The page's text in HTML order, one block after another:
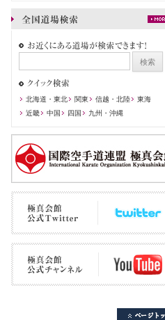
北海道・東北 関東 信越・北陸
東海
近畿
中国 四国 九州・沖縄